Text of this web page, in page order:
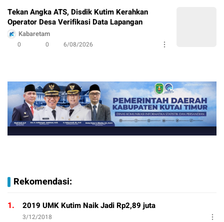
Tekan Angka ATS, Disdik Kutim Kerahkan
Operator Desa Verifikasi Data Lapangan
Kabaretam
0 0 6/08/2026
Rekomendasi:
1. 2019 UMK Kutim Naik Jadi Rp2,89 juta
3/12/2018